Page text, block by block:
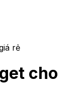
rẻ
cho